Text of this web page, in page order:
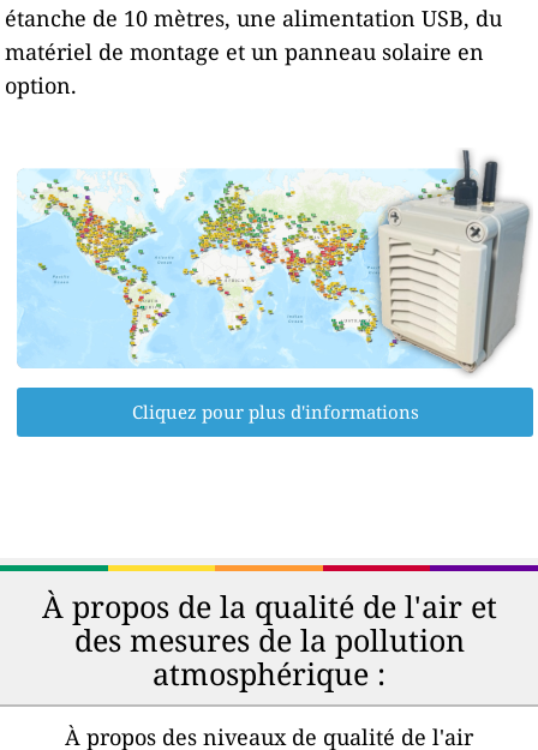
étanche de 10 mètres, une alimentation USB, du
matériel de montage et un panneau solaire en
option.
Cliquez pour plus d'informations
À propos de la qualité de l'air et
des mesures de la pollution
atmosphérique :
À propos des niveaux de qualité de l'air